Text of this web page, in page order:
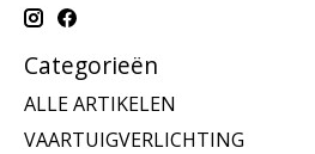
Categorieën
ALLE ARTIKELEN
VAARTUIGVERLICHTING